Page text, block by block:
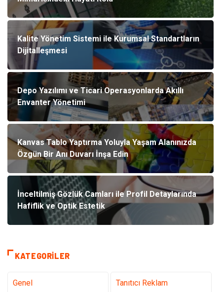
Kalite Yönetim Sistemi ile Kurumsal Standartların
Dijitalleşmesi
Depo Yazılımı ve Ticari Operasyonlarda Akıllı
Envanter Yönetimi
Kanvas Tablo Yaptırma Yoluyla Yaşam Alanınızda
Özgün Bir Anı Duvarı İnşa Edin
İnceltilmiş Gözlük Camları ile Profil Detaylarında
Hafiflik ve Optik Estetik
KATEGORILER
Genel Tanıtıcı Reklam